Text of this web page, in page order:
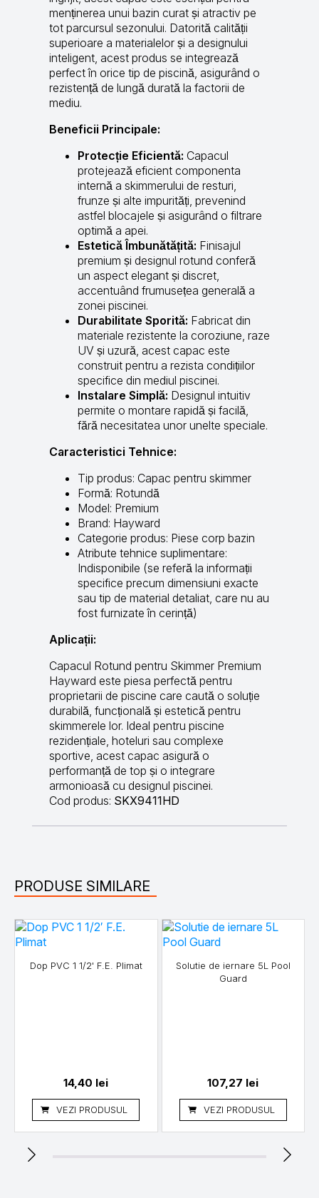
menținerea unui bazin curat și atractiv pe
tot parcursul sezonului. Datorită calității
superioare a materialelor și a designului
inteligent, acest produs se integrează
perfect în orice tip de piscină, asigurând o
rezistență de lungă durată la factorii de
mediu.
Beneficii Principale:
Protecție Eficientă: Capacul
protejează eficient componenta
internă a skimmerului de resturi,
frunze și alte impurități, prevenind
astfel blocajele și asigurând o filtrare
optimă a apei.
Estetică Îmbunătățită: Finisajul
premium și designul rotund conferă
un aspect elegant și discret,
accentuând frumusețea generală a
zonei piscinei.
Durabilitate Sporită: Fabricat din
materiale rezistente la coroziune, raze
UV și uzură, acest capac este
construit pentru a rezista condițiilor
specifice din mediul piscinei.
Instalare Simplă: Designul intuitiv
permite o montare rapidă și facilă,
fără necesitatea unor unelte speciale.
Caracteristici Tehnice:
Tip produs: Capac pentru skimmer
Formă: Rotundă
Model: Premium
Brand: Hayward
Categorie produs: Piese corp bazin
Atribute tehnice suplimentare:
Indisponibile (se referă la informații
specifice precum dimensiuni exacte
sau tip de material detaliat, care nu au
fost furnizate în cerință)
Aplicații:
Capacul Rotund pentru Skimmer Premium
Hayward este piesa perfectă pentru
proprietarii de piscine care caută o soluție
durabilă, funcțională și estetică pentru
skimmerele lor. Ideal pentru piscine
rezidențiale, hoteluri sau complexe
sportive, acest capac asigură o
performanță de top și o integrare
armonioasă cu designul piscinei.
Cod produs: SKX9411HD
PRODUSE SIMILARE
Dop PVC 1 1/2' F.E. Plimat
14,40 lei
VEZI PRODUSUL
Solutie de iernare 5L Pool
Guard
107,27 lei
VEZI PRODUSUL